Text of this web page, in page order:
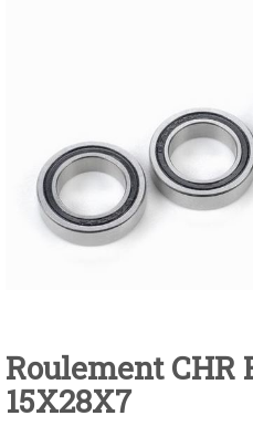
Roulement CHR
15X28X7